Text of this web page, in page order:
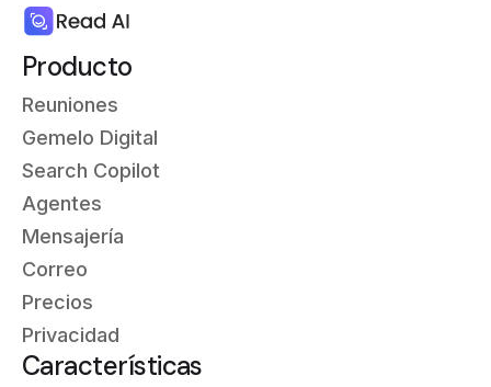
Producto
Reuniones
Gemelo Digital
Search Copilot
Agentes
Mensajería
Correo
Precios
Privacidad
Características